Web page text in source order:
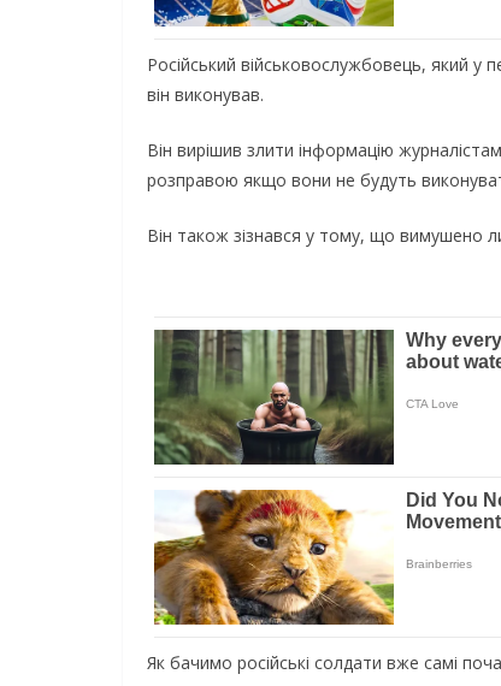
Російський військовослужбовець, який у
він виконував.
Він вирішив злити інформацію
розправою якщо вони не будуть
Він також зізнався у тому, що вимушено
Як бачимо російські солдати вже самі